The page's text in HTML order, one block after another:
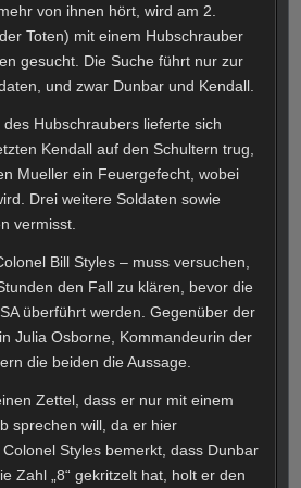
von ihnen hört, wird am 2.
Toten) mit einem Hubschrauber
gesucht. Die Suche führt nur zur
und zwar Dunbar und Kendall.
Hubschraubers lieferte sich
Kendall auf den Schultern trug,
Mueller ein Feuergefecht, wobei
Drei weitere Soldaten sowie
vermisst.
Bill Styles – muss versuchen,
den Fall zu klären, bevor die
überführt werden. Gegenüber der
Julia Osborne, Kommandeurin der
die beiden die Aussage.
Zettel, dass er nur mit einem
sprechen will, da er hier
Styles bemerkt, dass Dunbar
Zahl „8“ gekritzelt hat, holt er den